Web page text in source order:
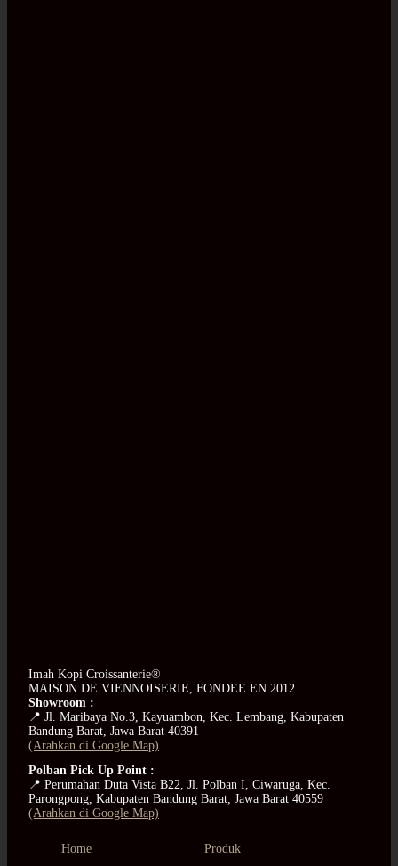
Imah Kopi Croissanterie®
MAISON DE VIENNOISERIE, FONDEE EN 2012
Showroom :
📍 Jl. Maribaya No.3, Kayuambon, Kec. Lembang, Kabupaten
Bandung Barat, Jawa Barat 40391
(Arahkan di Google Map)
Polban Pick Up Point :
📍 Perumahan Duta Vista B22, Jl. Polban I, Ciwaruga, Kec.
Parongpong, Kabupaten Bandung Barat, Jawa Barat 40559
(Arahkan di Google Map)
Home
Produk